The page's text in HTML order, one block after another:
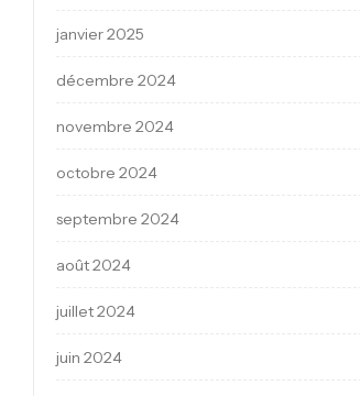
janvier 2025
décembre 2024
novembre 2024
octobre 2024
septembre 2024
août 2024
juillet 2024
juin 2024